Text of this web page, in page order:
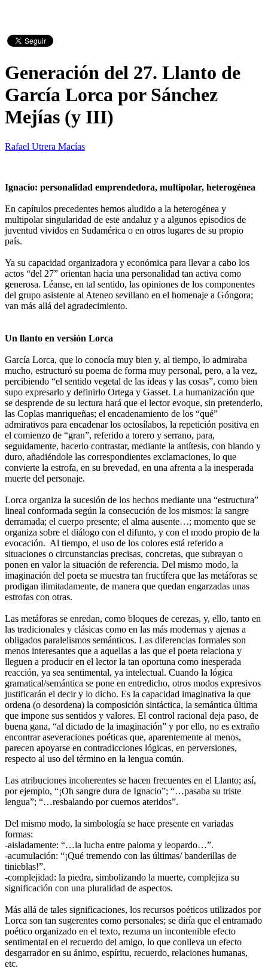
Generación del 27. Llanto de
García Lorca por Sánchez
Mejías (y III)
Rafael Utrera Macías
Ignacio: personalidad emprendedora, multipolar, heterogénea
En capítulos precedentes hemos aludido a la heterogénea y
multipolar singularidad de este andaluz y a algunos episodios de
juventud vividos en Sudamérica o en otros lugares de su propio
país.
Ya su capacidad organizadora y económica para llevar a cabo los
actos “del 27” orientan hacia una personalidad tan activa como
generosa. Léanse, en tal sentido, las opiniones de los componentes
del grupo asistente al Ateneo sevillano en el homenaje a Góngora;
van más allá del agradecimiento.
Un llanto en versión Lorca
García Lorca, que lo conocía muy bien y, al tiempo, lo admiraba
mucho, estructuró su poema de forma muy personal, pero, a la vez,
percibiendo “el sentido vegetal de las ideas y las cosas”, como bien
supo expresarlo y definirlo Ortega y Gasset. La humanización que
se desprende de su lectura hará que el lector evoque, sin pretenderlo,
las Coplas manriqueñas; el encadenamiento de los “qué”
admirativos para encadenar los octosílabos, la repetición positiva en
el comienzo de “gran”, referido a torero y serrano, para,
seguidamente, hacerlo contrastar, mediante la antítesis, con blando y
duro, añadiéndole las correspondientes exclamaciones, lo que
convierte la estrofa, en su brevedad, en una afrenta a la inesperada
muerte del personaje.
Lorca organiza la sucesión de los hechos mediante una “estructura”
lineal conformada según la consecución de los mismos: la sangre
derramada; el cuerpo presente; el alma ausente…; momento que se
organiza sobre el diálogo con el difunto, y con el modo propio de la
evocación. Al tiempo, el uso de los colores está referido a
situaciones o circunstancias precisas, concretas, que subrayan o
ponen en valor la situación de referencia. Del mismo modo, la
imaginación del poeta se muestra tan fructífera que las metáforas se
prodigan ilimitadamente, de manera que quedan engarzadas unas
estrofas con otras.
Las metáforas se enredan, como bloques de cerezas, y, ello, tanto en
las tradicionales y clásicas como en las más modernas y ajenas a
obligados paralelismos semánticos. Las diferencias formales son
menos interesantes que a aquellas a las que el poeta relaciona y
lleguen a producir en el lector la tan oportuna como inesperada
reacción, ya sea sentimental, ya intelectual. Cuando la lógica
gramatical/semántica se pone en entredicho, otros modos expresivos
justificarán el decir y lo dicho. Es la capacidad imaginativa la que
ordena (o desordena) la composición sintáctica, la semántica última
que impone sus sentidos y valores. El control racional deja paso, de
buena gana, “al dictado de la imaginación” y por ello, no es extraño
encontrar aseveraciones poéticas que, aparentemente al menos,
parecen apoyarse en contradicciones lógicas, en perversiones,
respecto al uso del término en la lengua común.
Las atribuciones incoherentes se hacen frecuentes en el Llanto; así,
por ejemplo, “¡Oh sangre dura de Ignacio”; “…pasaba su triste
lengua”; “…resbalando por cuernos ateridos”.
Del mismo modo, la simbología se hace presente en variadas
formas:
-aisladamente: “…la lucha entre paloma y leopardo…”.
-acumulación: “¡Qué tremendo con las últimas/ banderillas de
tinieblas!”.
-complejidad: la piedra, simbolizando la muerte, complejiza su
significación con una pluralidad de aspectos.
Más allá de tales significaciones, los recursos poéticos utilizados por
Lorca son tan sugerentes como personales; se diría que el entramado
poético organizado en el texto, rezuma un incontenible efecto
sentimental en el recuerdo del amigo, lo que conlleva un efecto
desgarrador en su ánimo, espíritu, recuerdo, relaciones humanas,
etc.